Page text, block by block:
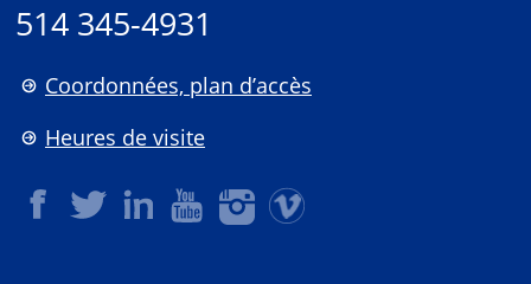
514 345-4931
Coordonnées, plan d’accès
Heures de visite